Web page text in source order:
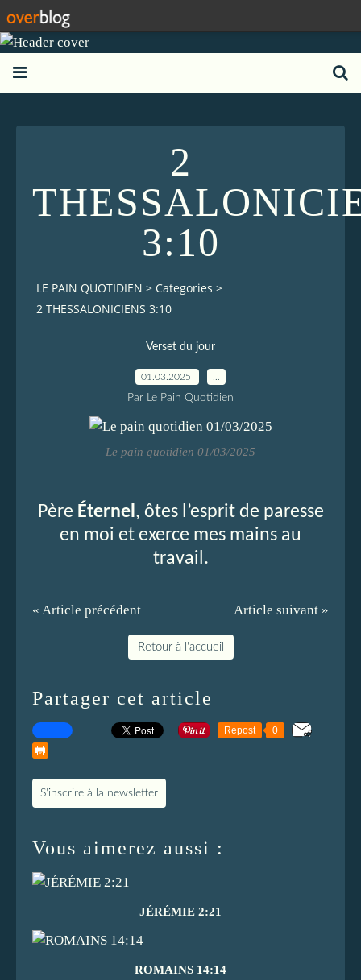
2
3:10
LE PAIN QUOTIDIEN > Categories >
2 THESSALONICIENS 3:10
Verset du jour
01.03.2025
Par Le Pain Quotidien
Le pain quotidien 01/03/2025
Père Éternel , ôtes l’esprit de paresse
en moi et exerce mes mains au
travail.
« Article précédent Article suivant »
Retour à l'accueil
Partager cet article
Repost 0
S'inscrire à la newsletter
Vous aimerez aussi :
JÉRÉMIE 2:21
ROMAINS 14:14